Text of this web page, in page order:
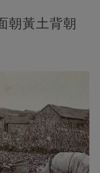
朝黃土背朝